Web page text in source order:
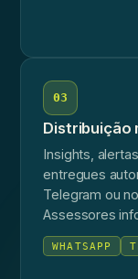
03
Distribuição
Insights,
entregues
Telegram ou
Assessores
WHATSAPP